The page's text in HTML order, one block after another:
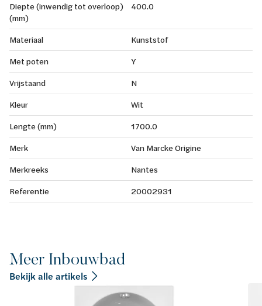
Diepte (inwendig tot overloop)
(mm)
400.0
Materiaal
Kunststof
Met poten
Y
Vrijstaand
N
Kleur
Wit
Lengte (mm)
1700.0
Merk
Van Marcke Origine
Merkreeks
Nantes
Referentie
20002931
Meer Inbouwbad
Bekijk alle artikels